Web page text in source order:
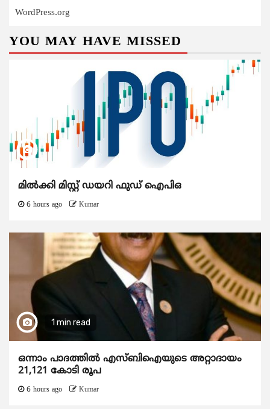
WordPress.org
YOU MAY HAVE MISSED
മിൽക്കി മിസ്റ്റ് ഡയറി ഫുഡ് ഐപിഒ
6 hours ago Kumar
1 min read
ഒന്നാം പാദത്തിൽ എസ്ബിഐയുടെ അറ്റാദായം
21,121 കോടി രൂപ
6 hours ago Kumar